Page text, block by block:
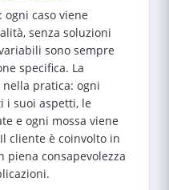
ogni caso viene
senza soluzioni
sono sempre
specifica. La
pratica: ogni
i suoi aspetti, le
e ogni mossa viene
cliente è coinvolto in
piena consapevolezza